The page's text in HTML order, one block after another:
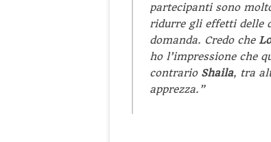
partecipanti sono
ridurre gli effetti delle
domanda. Credo che
ho l’impressione che
contrario Shaila, tra
apprezza.”